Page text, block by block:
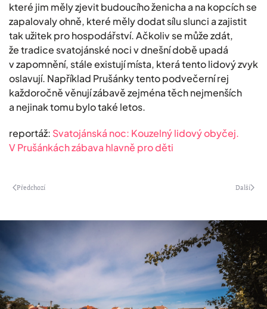
které jim měly zjevit budoucího ženicha a na kopcích se
zapalovaly ohně, které měly dodat sílu slunci a zajistit
tak užitek pro hospodářství. Ačkoliv se může zdát,
že tradice svatojánské noci v dnešní době upadá
v zapomnění, stále existují místa, která tento lidový zvyk
oslavují. Například Prušánky tento podvečerní rej
každoročně věnují zábavě zejména těch nejmenších
a nejinak tomu bylo také letos.
reportáž: Svatojánská noc: Kouzelný lidový obyčej.
V Prušánkách zábava hlavně pro děti
Předchozí Další